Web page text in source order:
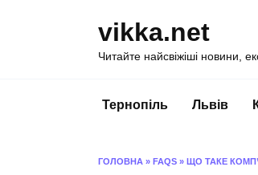
vikka.net
Читайте найсвіжіші новини,
Тернопіль Львів
ГОЛОВНА » FAQS » ЩО ТАКЕ